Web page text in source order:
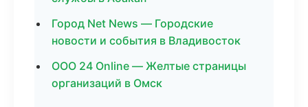
Город Net News — Городские
новости и события в Владивосток
ООО 24 Online — Желтые страницы
организаций в Омск